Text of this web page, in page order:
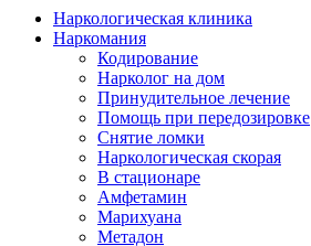
Наркологическая клиника
Наркомания
Кодирование
Нарколог на дом
Принудительное лечение
Помощь при передозировке
Снятие ломки
Наркологическая скорая
В стационаре
Амфетамин
Марихуана
Метадон